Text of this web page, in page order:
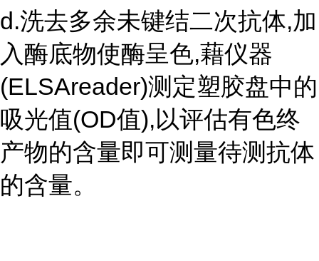
d.洗去多余未键结二次抗体,加
入酶底物使酶呈色,藉仪器
(ELSAreader)测定塑胶盘中的
吸光值(OD值),以评估有色终
产物的含量即可测量待测抗体
的含量。